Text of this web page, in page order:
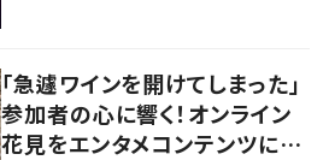
「急遽ワインを開けてしまった」
参加者の心に響く！オンライン
花見をエンタメコンテンツに仕